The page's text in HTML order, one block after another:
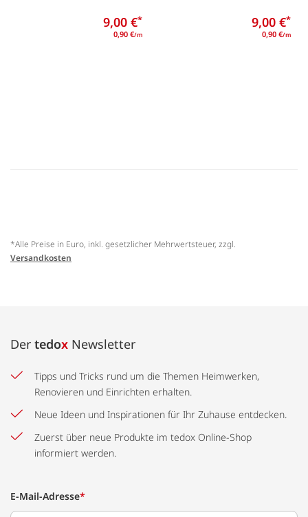
9,00 €*
0,90 €/m
9,00 €*
0,90 €/m
*Alle Preise in Euro, inkl. gesetzlicher Mehrwertsteuer, zzgl.
Versandkosten
Der tedox Newsletter
Tipps und Tricks rund um die Themen Heimwerken,
Renovieren und Einrichten erhalten.
Neue Ideen und Inspirationen für Ihr Zuhause entdecken.
Zuerst über neue Produkte im tedox Online-Shop
informiert werden.
E-Mail-Adresse*